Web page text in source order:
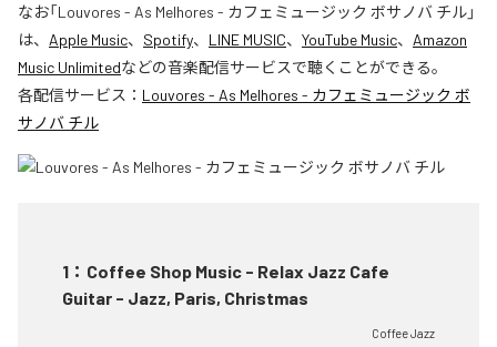
なお「Louvores - As Melhores - カフェミュージック ボサノバ チル」
は、 Apple Music、 Spotify、 LINE MUSIC、 YouTube Music、 Amazon
Music Unlimitedなどの音楽配信サービスで聴くことができる。
各配信サービス： Louvores - As Melhores - カフェミュージック ボ
サノバ チル
1 ： Coffee Shop Music - Relax Jazz Cafe
Guitar - Jazz, Paris, Christmas
Coffee Jazz